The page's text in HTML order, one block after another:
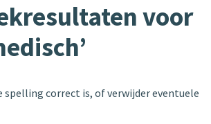
voor
spelling correct is, of verwijder eventuele